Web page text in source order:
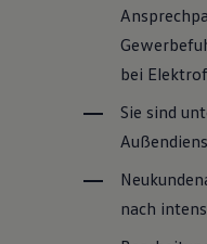
bei
Sie sind
nach